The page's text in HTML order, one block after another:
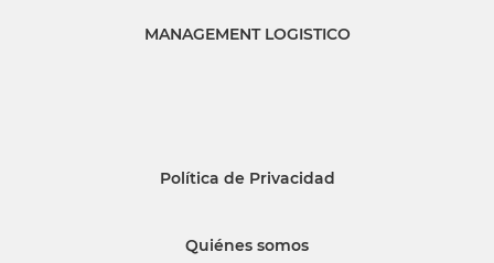
MANAGEMENT LOGISTICO
Política de Privacidad
Quiénes somos